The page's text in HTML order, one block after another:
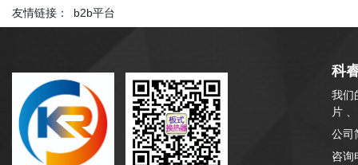
友情链接： b2b平台
科
我们
片
公司
咨询